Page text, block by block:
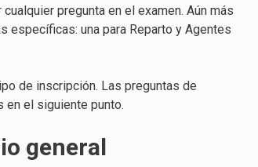
pregunta en el examen. Aún más
específicas: una para Reparto y Agentes
de inscripción. Las preguntas de
el siguiente punto.
general